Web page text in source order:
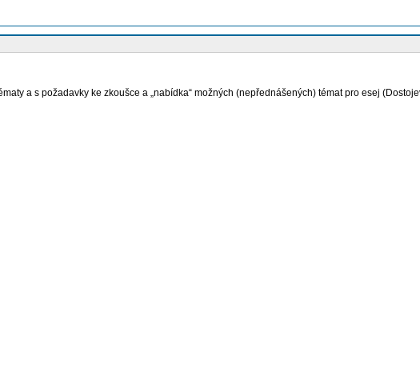
a s požadavky ke zkoušce a „nabídka“ možných (nepřednášených) témat pro esej